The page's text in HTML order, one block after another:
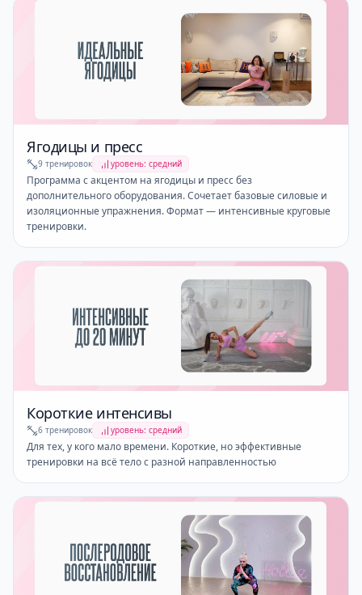
Ягодицы и пресс
9 тренировок уровень: средний
Программа с акцентом на ягодицы и пресс без
дополнительного оборудования. Сочетает базовые силовые и
изоляционные упражнения. Формат — интенсивные круговые
тренировки.
Короткие интенсивы
6 тренировок уровень: средний
Для тех, у кого мало времени. Короткие, но эффективные
тренировки на всё тело с разной направленностью